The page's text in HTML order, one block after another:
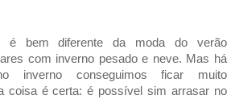
é bem diferente da moda do verão
com inverno pesado e neve. Mas há
inverno conseguimos ficar muito
coisa é certa: é possível sim arrasar no